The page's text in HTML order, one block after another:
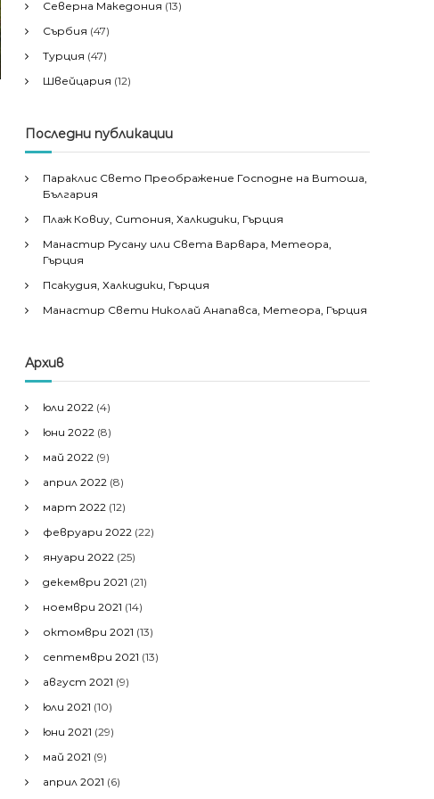
Северна Македония (13)
Сърбия (47)
Турция (47)
Швейцария (12)
Последни публикации
Параклис Свето Преображение Господне на Витоша,
България
Плаж Ковиу, Ситония, Халкидики, Гърция
Манастир Русану или Света Варвара, Метеора,
Гърция
Псакудия, Халкидики, Гърция
Манастир Свети Николай Анапавса, Метеора, Гърция
Архив
юли 2022 (4)
юни 2022 (8)
май 2022 (9)
април 2022 (8)
март 2022 (12)
февруари 2022 (22)
януари 2022 (25)
декември 2021 (21)
ноември 2021 (14)
октомври 2021 (13)
септември 2021 (13)
август 2021 (9)
юли 2021 (10)
юни 2021 (29)
май 2021 (9)
април 2021 (6)